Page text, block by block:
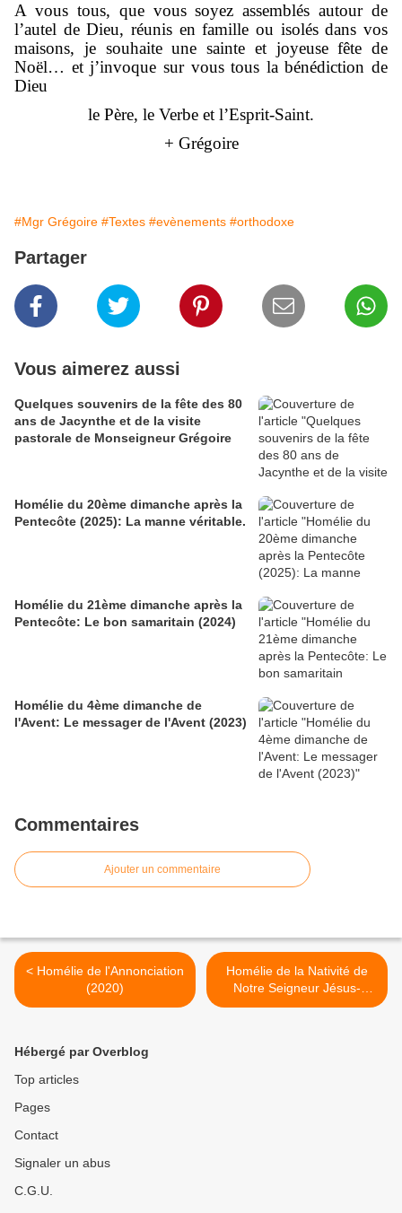
A vous tous, que vous soyez assemblés autour de
l’autel de Dieu, réunis en famille ou isolés dans vos
maisons, je souhaite une sainte et joyeuse fête de
Noël… et j’invoque sur vous tous la bénédiction de
Dieu
le Père, le Verbe et l’Esprit-Saint.
+ Grégoire
#Mgr Grégoire #Textes #evènements #orthodoxe
Partager
Vous aimerez aussi
Quelques souvenirs de la fête des 80
ans de Jacynthe et de la visite
pastorale de Monseigneur Grégoire
Homélie du 20ème dimanche après la
Pentecôte (2025): La manne véritable.
Homélie du 21ème dimanche après la
Pentecôte: Le bon samaritain (2024)
Homélie du 4ème dimanche de
l'Avent: Le messager de l'Avent (2023)
Commentaires
Ajouter un commentaire
< Homélie de l'Annonciation
(2020)
Homélie de la Nativité de
Notre Seigneur Jésus-
Christ (2020) >
Hébergé par Overblog
Top articles
Pages
Contact
Signaler un abus
C.G.U.